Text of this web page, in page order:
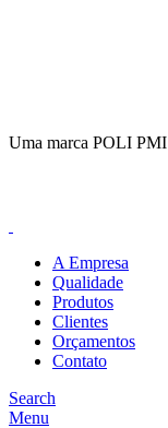
Uma marca POLI PMI
A Empresa
Qualidade
Produtos
Clientes
Orçamentos
Contato
Search
Menu